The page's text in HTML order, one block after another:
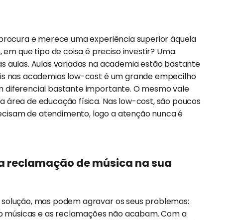
e merece uma experiência superior àquela
que tipo de coisa é preciso investir? Uma
aulas. Aulas variadas na academia estão bastante
nas academias low-cost é um grande empecilho
diferencial bastante importante. O mesmo vale
de educação física. Nas low-cost, são poucos
de atendimento, logo a atenção nunca é
reclamação de música na sua
mas podem agravar os seus problemas:
e as reclamações não acabam. Com a